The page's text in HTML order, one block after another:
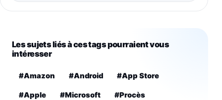
Les sujets liés à ces tags pourraient vous
intéresser
#Amazon #Android #App Store
#Apple #Microsoft #Procès